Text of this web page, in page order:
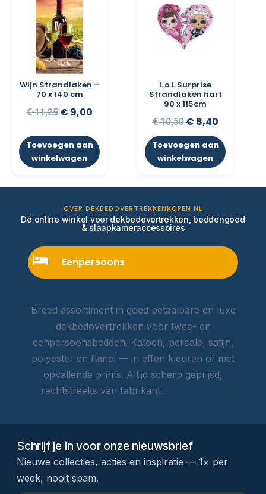
Wijn Strandlaken –
70 x 140 cm
€11,25 € 9,00
Toevoegen aan
winkelwagen
L.o.L Surprise
Strandlaken hart
90 x 115cm
€10,50 € 8,40
Toevoegen aan
winkelwagen
OVER DEKBEDOVERTREKKENKOPEN.NL
Dé online winkel voor dekbedovertrekken, beddengoed
& slaapkameraccessoires
Eenpersoons
Breed assortiment in goed betaalbare én luxe
dekbedovertrekken voor twee- en
eenpersoonsbedden. Katoen, percale, satijn,
polyester en flanel — in effen kleuren of met
opvallende prints. Altijd scherp geprijsd,
rechtstreeks van fabrikant.
Schrijf je in voor onze nieuwsbrief
Nieuwe collecties, acties en inspiratie — 1× per
week, nooit spam.